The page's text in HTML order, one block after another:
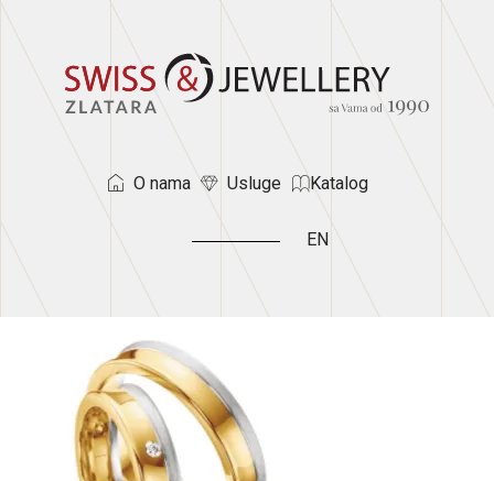
O nama Usluge Katalog
EN